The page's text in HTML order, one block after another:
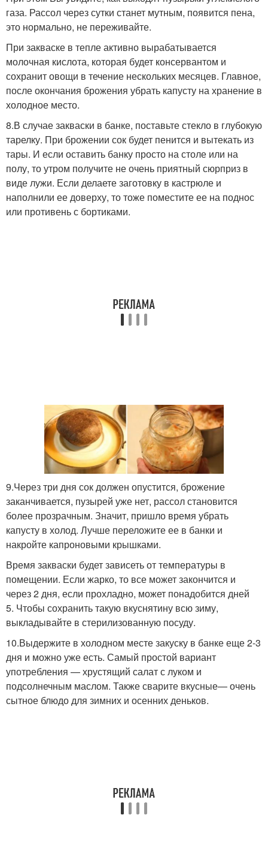
газа. Рассол через сутки станет мутным, появится пена,
это нормально, не переживайте.
При закваске в тепле активно вырабатывается
молочная кислота, которая будет консервантом и
сохранит овощи в течение нескольких месяцев. Главное,
после окончания брожения убрать капусту на хранение в
холодное место.
8.В случае закваски в банке, поставьте стекло в глубокую
тарелку. При брожении сок будет пенится и вытекать из
тары. И если оставить банку просто на столе или на
полу, то утром получите не очень приятный сюрприз в
виде лужи. Если делаете заготовку в кастрюле и
наполнили ее доверху, то тоже поместите ее на поднос
или противень с бортиками.
9.Через три дня сок должен опустится, брожение
заканчивается, пузырей уже нет, рассол становится
более прозрачным. Значит, пришло время убрать
капусту в холод. Лучше переложите ее в банки и
накройте капроновыми крышками.
Время закваски будет зависеть от температуры в
помещении. Если жарко, то все может закончится и
через 2 дня, если прохладно, может понадобится дней
5. Чтобы сохранить такую вкуснятину всю зиму,
выкладывайте в стерилизованную посуду.
10.Выдержите в холодном месте закуску в банке еще 2-3
дня и можно уже есть. Самый простой вариант
употребления — хрустящий салат с луком и
подсолнечным маслом. Также сварите вкусные— очень
сытное блюдо для зимних и осенних деньков.